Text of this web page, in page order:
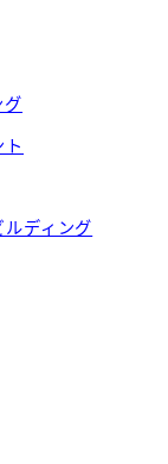
グ
ディング